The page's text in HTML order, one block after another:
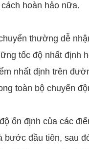
hoàn hảo nữa.
thường dễ
tốc độ nhất định
nhất định trên
toàn bộ chuyển
ổn định của các
bước đầu tiên, sau